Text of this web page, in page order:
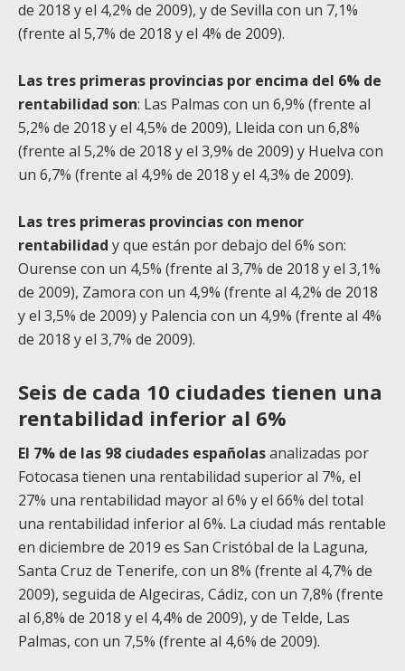
de 2018 y el 4,2% de 2009), y de Sevilla con un 7,1%
(frente al 5,7% de 2018 y el 4% de 2009).
Las tres primeras provincias por encima del 6% de
rentabilidad son: Las Palmas con un 6,9% (frente al
5,2% de 2018 y el 4,5% de 2009), Lleida con un 6,8%
(frente al 5,2% de 2018 y el 3,9% de 2009) y Huelva con
un 6,7% (frente al 4,9% de 2018 y el 4,3% de 2009).
Las tres primeras provincias con menor
rentabilidad y que están por debajo del 6% son:
Ourense con un 4,5% (frente al 3,7% de 2018 y el 3,1%
de 2009), Zamora con un 4,9% (frente al 4,2% de 2018
y el 3,5% de 2009) y Palencia con un 4,9% (frente al 4%
de 2018 y el 3,7% de 2009).
Seis de cada 10 ciudades tienen una
rentabilidad inferior al 6%
El 7% de las 98 ciudades españolasanalizadas por
Fotocasa tienen una rentabilidad superior al 7%, el
27% una rentabilidad mayor al 6% y el 66% del total
una rentabilidad inferior al 6%. La ciudad más rentable
en diciembre de 2019 es San Cristóbal de la Laguna,
Santa Cruz de Tenerife, con un 8% (frente al 4,7% de
2009), seguida de Algeciras, Cádiz, con un 7,8% (frente
al 6,8% de 2018 y el 4,4% de 2009), y de Telde, Las
Palmas, con un 7,5% (frente al 4,6% de 2009).